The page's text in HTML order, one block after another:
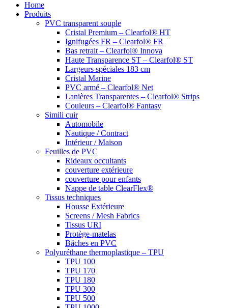
Home
Produits
PVC transparent souple
Cristal Premium – Clearfol® HT
Ignifugées FR – Clearfol® FR
Bas retrait – Clearfol® Innova
Haute Transparence ST – Clearfol® ST
Largeurs spéciales 183 cm
Cristal Marine
PVC armé – Clearfol® Net
Lanières Transparentes – Clearfol® Strips
Couleurs – Clearfol® Fantasy
Simili cuir
Automobile
Nautique / Contract
Intérieur / Maison
Feuilles de PVC
Rideaux occultants
couverture extérieure
couverture pour enfants
Nappe de table ClearFlex®
Tissus techniques
Housse Extérieure
Screens / Mesh Fabrics
Tissus URI
Protège-matelas
Bâches en PVC
Polyuréthane thermoplastique – TPU
TPU 100
TPU 170
TPU 180
TPU 300
TPU 500